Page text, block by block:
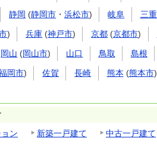
静岡 (静岡市 ・浜松市) 岐阜 三重
) 兵庫 (神戸市) 京都 (京都市)
岡山 (岡山市) 山口 鳥取 島根
岡市) 佐賀 長崎 熊本 (熊本市)
ン 新築一戸建て 中古一戸建て